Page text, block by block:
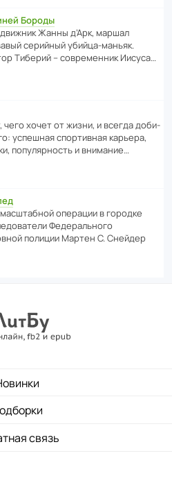
Бороды
Жанны д’Арк, маршал
серийный убийца-маньяк.
Тиберий – совре­менник Иисуса…
чего хочет от жизни, и всегда доби­
успе­шная спор­ти­вная карьера,
попу­ля­р­ность и внимание…
операции в городке
Феде­раль­ного
полиции Мартен С. Снейдер
связь